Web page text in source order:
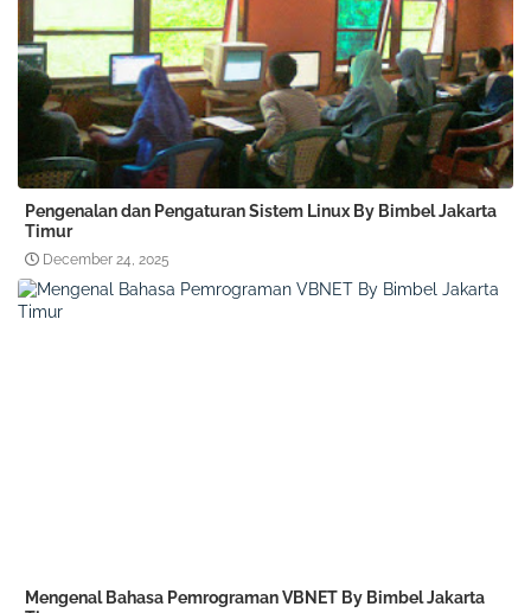
Pengenalan dan Pengaturan Sistem Linux By Bimbel Jakarta
Timur
December 24, 2025
Mengenal Bahasa Pemrograman VBNET By Bimbel Jakarta